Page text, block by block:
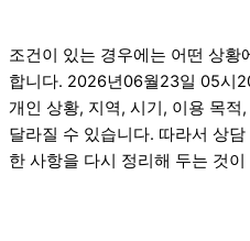
조건이 있는 경우에는 어떤 상
합니다. 2026년06월23일 05시
개인 상황, 지역, 시기, 이용 목
달라질 수 있습니다. 따라서 상
한 사항을 다시 정리해 두는 것이